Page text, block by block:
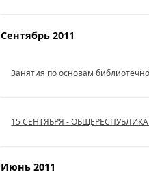
Сентябрь 2011
Занятия по основам
15 СЕНТЯБРЯ -
Июнь 2011